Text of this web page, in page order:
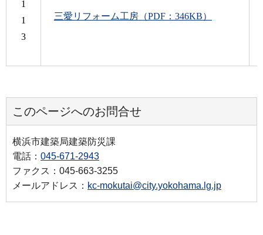
1
1
3
三愛リフォーム工房（PDF：346KB）
このページへのお問合せ
横浜市建築局建築防災課
電話： 045-671-2943
ファクス：045-663-3255
メールアドレス： kc-mokutai@city.yokohama.lg.jp